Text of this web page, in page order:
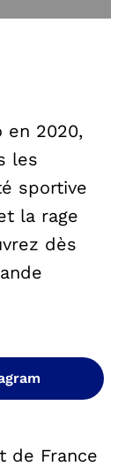
en 2020,
les
sportive
la rage
dès
de France